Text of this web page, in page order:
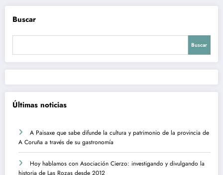
Buscar
Buscar
Últimas noticias
A Paisaxe que sabe difunde la cultura y patrimonio de la provincia de
A Coruña a través de su gastronomía
Hoy hablamos con Asociación Cierzo: investigando y divulgando la
historia de Las Rozas desde 2012